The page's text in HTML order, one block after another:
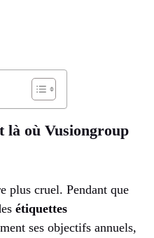
là où Vusiongroup
plus cruel. Pendant que
étiquettes
ses objectifs annuels,